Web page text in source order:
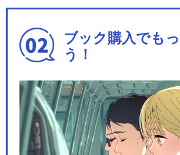
ブック購入でも
う！